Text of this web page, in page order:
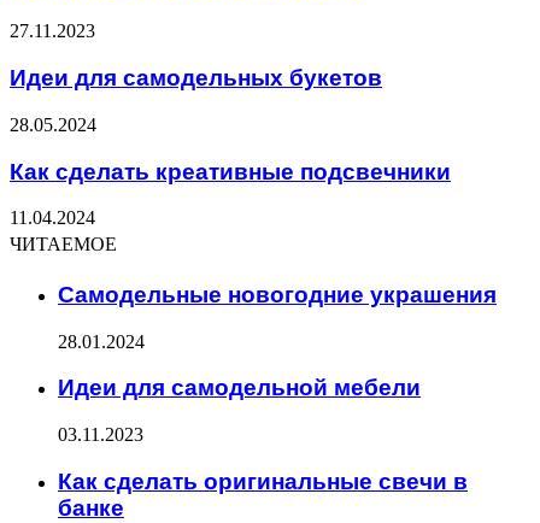
27.11.2023
Идеи для самодельных букетов
28.05.2024
Как сделать креативные подсвечники
11.04.2024
ЧИТАЕМОЕ
Самодельные новогодние украшения
28.01.2024
Идеи для самодельной мебели
03.11.2023
Как сделать оригинальные свечи в
банке